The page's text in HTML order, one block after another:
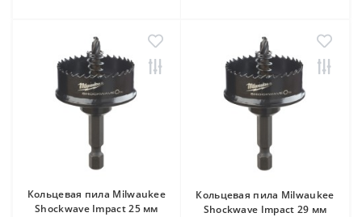
Кольцевая пила Milwaukee
Shockwave Impact 25 мм
Кольцевая пила Milwaukee
Shockwave Impact 29 мм